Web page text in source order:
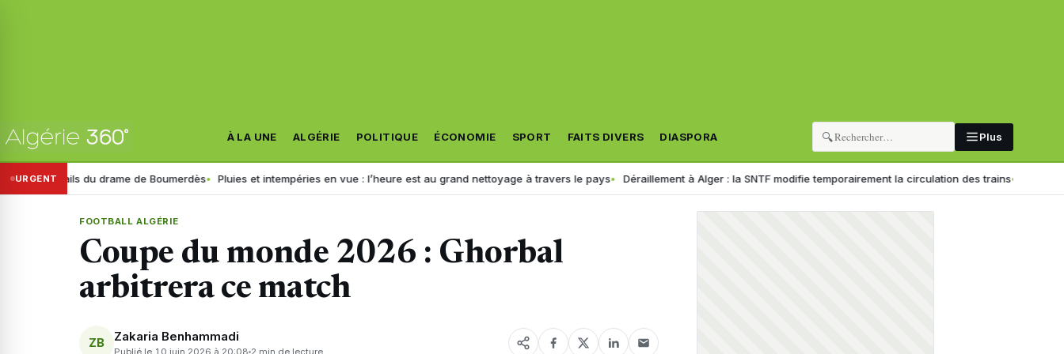
À LA UNE ALGÉRIE POLITIQUE ÉCONOMIE SPORT FAITS DIVERS DIASPORA 🔍 Plus
URGENT
du drame de Boumerdès Pluies et intempéries en vue : l’heure est au grand nettoyage à travers le pays Déraillement à Alger : la SNTF modifie temporairement la circulation des trains Formation
FOOTBALL ALGÉRIE
Coupe du monde 2026 : Ghorbal
arbitrera ce match
ZB Zakaria Benhammadi
Publié le 10 juin 2026 à 20:08 2 min de lecture